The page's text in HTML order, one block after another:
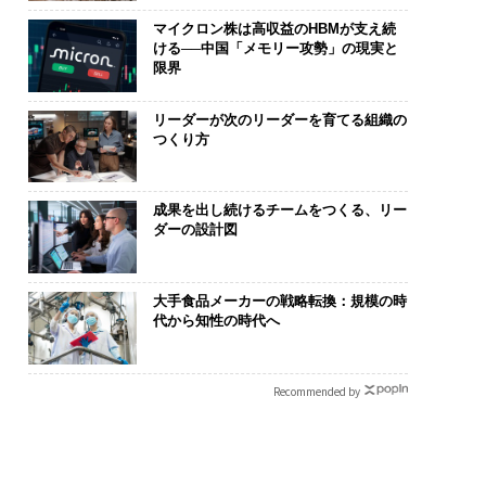
マイクロン株は高収益のHBMが支え続
ける──中国「メモリー攻勢」の現実と
限界
リーダーが次のリーダーを育てる組織の
つくり方
成果を出し続けるチームをつくる、リー
ダーの設計図
大手食品メーカーの戦略転換：規模の時
代から知性の時代へ
Recommended by